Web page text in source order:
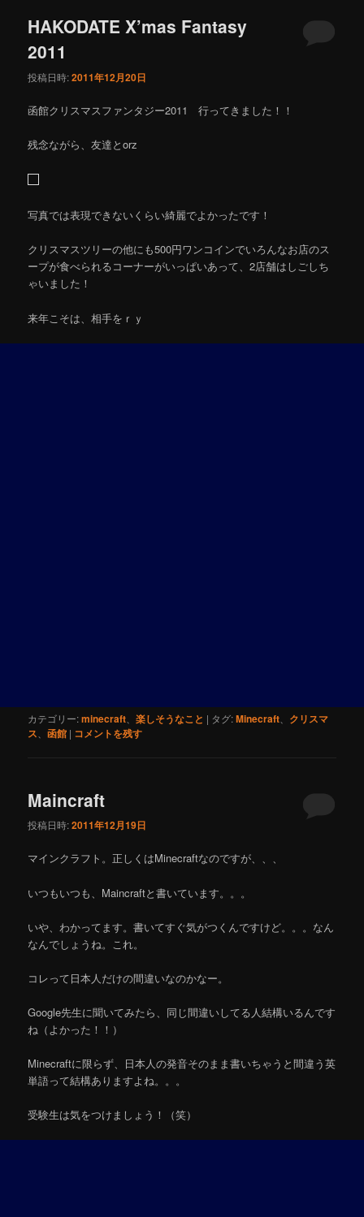
HAKODATE X’mas Fantasy
2011
投稿日時:2011年12月20日
函館クリスマスファンタジー2011 行ってきました！！
残念ながら、友達とorz
写真では表現できないくらい綺麗でよかったです！
クリスマスツリーの他にも500円ワンコインでいろんなお店のス
ープが食べられるコーナーがいっぱいあって、2店舗はしごしち
ゃいました！
来年こそは、相手をｒｙ
カテゴリー:minecraft 、楽しそうなこと | タグ:Minecraft
クリスマ
ス 、函館 | コメントを残す
Maincraft
投稿日時:2011年12月19日
マインクラフト。正しくはMinecraftなのですが、、、
いつもいつも、Maincraftと書いています。。。
いや、わかってます。書いてすぐ気がつくんですけど。。。なん
なんでしょうね。これ。
コレって日本人だけの間違いなのかなー。
Google先生に聞いてみたら、同じ間違いしてる人結構いるんです
ね（よかった！！）
Minecraftに限らず、日本人の発音そのまま書いちゃうと間違う英
単語って結構ありますよね。。。
受験生は気をつけましょう！（笑）